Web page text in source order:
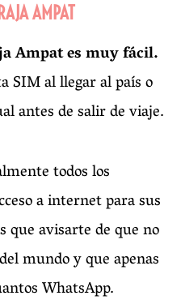
AMPAT
Ampat es muy fácil.
SIM al llegar al país o
antes de salir de viaje.
todos los
a internet para sus
que avisarte de que no
mundo y que apenas
WhatsApp.